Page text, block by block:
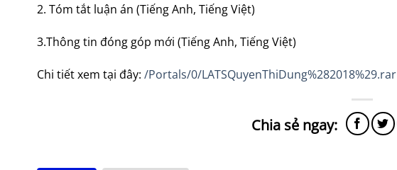
2. Tóm tắt luận án (Tiếng Anh, Tiếng Việt)
3.Thông tin đóng góp mới (Tiếng Anh, Tiếng Việt)
Chi tiết xem tại đây: /Portals/0/LATSQuyenThiDung%282018%29.rar